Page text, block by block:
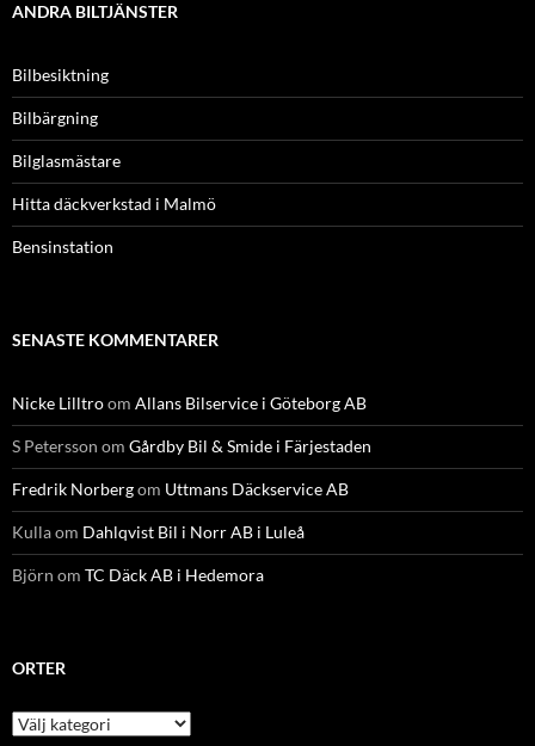
ANDRA BILTJÄNSTER
Bilbesiktning
Bilbärgning
Bilglasmästare
Hitta däckverkstad i Malmö
Bensinstation
SENASTE KOMMENTARER
Nicke Lilltroom Allans Bilservice i Göteborg AB
S Petersson om Gårdby Bil & Smide i Färjestaden
Fredrik Norbergom Uttmans Däckservice AB
Kullaom Dahlqvist Bil i Norr AB i Luleå
Björn om TC Däck AB i Hedemora
ORTER
Orter